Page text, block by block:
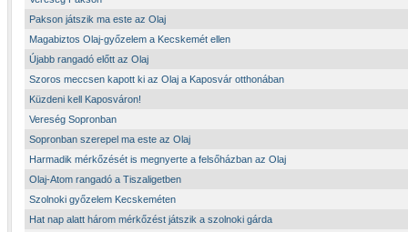
Pakson játszik ma este az Olaj
Magabiztos Olaj-győzelem a Kecskemét ellen
Újabb rangadó előtt az Olaj
Szoros meccsen kapott ki az Olaj a Kaposvár otthonában
Küzdeni kell Kaposváron!
Vereség Sopronban
Sopronban szerepel ma este az Olaj
Harmadik mérkőzését is megnyerte a felsőházban az Olaj
Olaj-Atom rangadó a Tiszaligetben
Szolnoki győzelem Kecskeméten
Hat nap alatt három mérkőzést játszik a szolnoki gárda